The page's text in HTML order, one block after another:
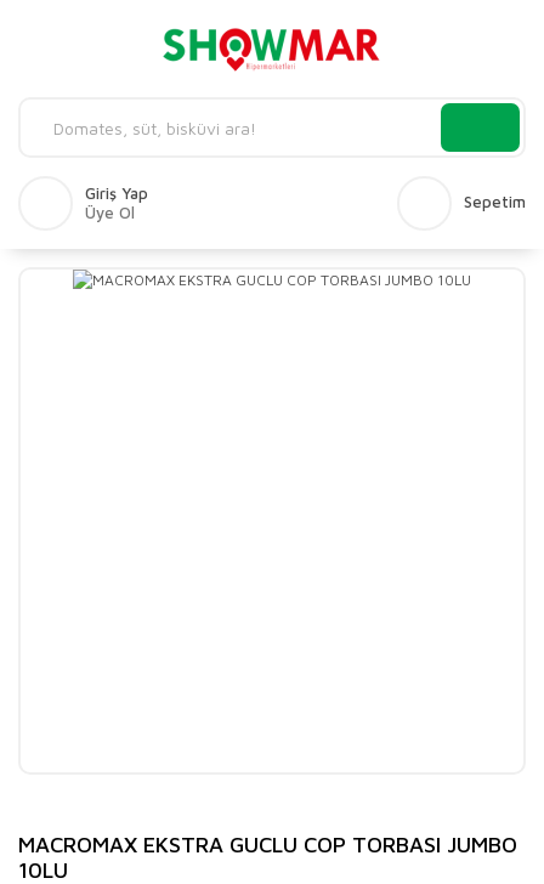
Giriş Yap
Üye Ol
Sepetim
MACROMAX EKSTRA GUCLU COP TORBASI JUMBO
10LU